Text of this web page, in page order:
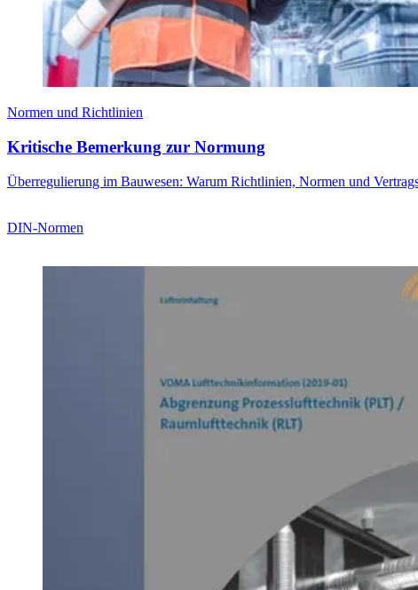
Normen und Richtlinien
Kritische Bemerkung zur Normung
Überregulierung im Bauwesen: Warum Richtlinien, Normen und
DIN-Normen